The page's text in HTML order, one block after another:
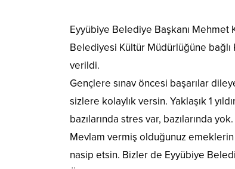
Eyyübiye Belediye Başkanı Mehmet
Belediyesi Kültür Müdürlüğüne bağlı
verildi.
Gençlere sınav öncesi başarılar
sizlere kolaylık versin. Yaklaşık 1
bazılarında stres var, bazılarında
Mevlam vermiş olduğunuz emeklerin
nasip etsin. Bizler de Eyyübiye